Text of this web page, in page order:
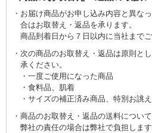
お届け商品がお申し込み内容と異な
合はお取替え・返品を承ります。
商品到着日から７日以内に当社までご
次の商品のお取替え・返品は原則と
承ください。
一度ご使用になった商品
食料品、肌着
サイズの補正済み商品、特別お誂
商品のお取替え・返品の送料について
弊社の責任の場合は弊社で負担しま